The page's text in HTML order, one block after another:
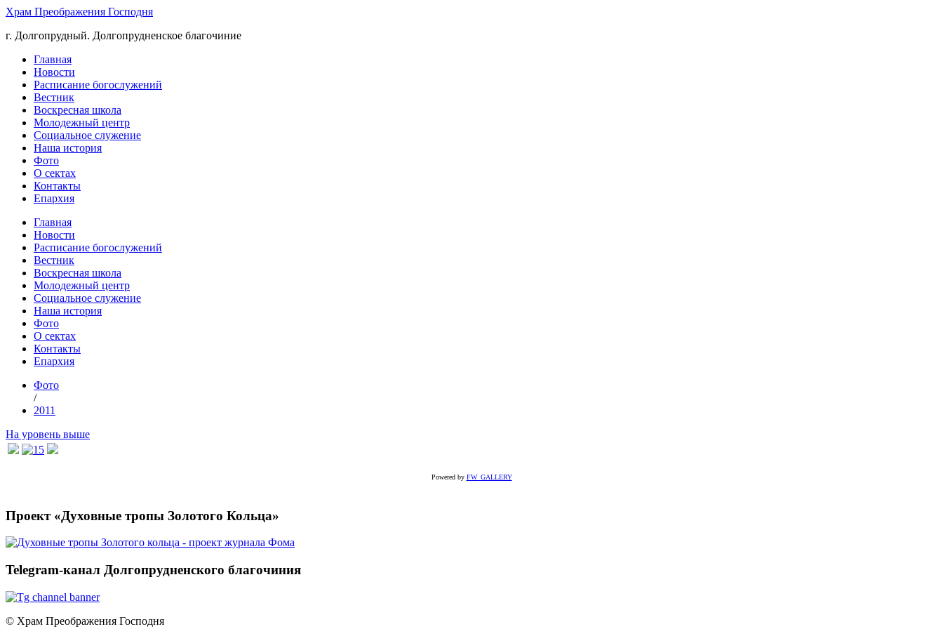
Храм Преображения Господня
г. Долгопрудный. Долгопрудненское благочиние
Главная
Новости
Расписание богослужений
Вестник
Воскресная школа
Молодежный центр
Социальное служение
Наша история
Фото
О сектах
Контакты
Епархия
Главная
Новости
Расписание богослужений
Вестник
Воскресная школа
Молодежный центр
Социальное служение
Наша история
Фото
О сектах
Контакты
Епархия
Фото
/
2011
На уровень выше
Powered by FW_GALLERY
Проект «Духовные тропы Золотого Кольца»
Telegram-канал Долгопрудненского благочиния
© Храм Преображения Господня